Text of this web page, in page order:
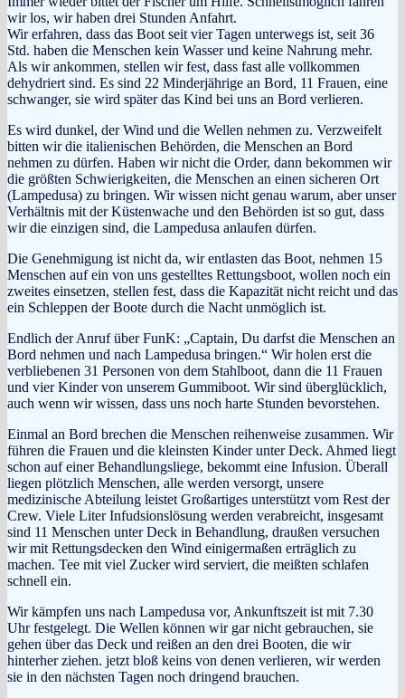
wir los, wir haben drei Stunden Anfahrt.
Wir erfahren, dass das Boot seit vier Tagen unterwegs ist, seit 36
Std. haben die Menschen kein Wasser und keine Nahrung mehr.
Als wir ankommen, stellen wir fest, dass fast alle vollkommen
dehydriert sind. Es sind 22 Minderjährige an Bord, 11 Frauen, eine
schwanger, sie wird später das Kind bei uns an Bord verlieren.
Es wird dunkel, der Wind und die Wellen nehmen zu. Verzweifelt
bitten wir die italienischen Behörden, die Menschen an Bord
nehmen zu dürfen. Haben wir nicht die Order, dann bekommen wir
die größten Schwierigkeiten, die Menschen an einen sicheren Ort
(Lampedusa) zu bringen. Wir wissen nicht genau warum, aber unser
Verhältnis mit der Küstenwache und den Behörden ist so gut, dass
wir die einzigen sind, die Lampedusa anlaufen dürfen.
Die Genehmigung ist nicht da, wir entlasten das Boot, nehmen 15
Menschen auf ein von uns gestelltes Rettungsboot, wollen noch ein
zweites einsetzen, stellen fest, dass die Kapazität nicht reicht und das
ein Schleppen der Boote durch die Nacht unmöglich ist.
Endlich der Anruf über FunK: „Captain, Du darfst die Menschen an
Bord nehmen und nach Lampedusa bringen.“ Wir holen erst die
verbliebenen 31 Personen von dem Stahlboot, dann die 11 Frauen
und vier Kinder von unserem Gummiboot. Wir sind überglücklich,
auch wenn wir wissen, dass uns noch harte Stunden bevorstehen.
Einmal an Bord brechen die Menschen reihenweise zusammen. Wir
führen die Frauen und die kleinsten Kinder unter Deck. Ahmed liegt
schon auf einer Behandlungsliege, bekommt eine Infusion. Überall
liegen plötzlich Menschen, alle werden versorgt, unsere
medizinische Abteilung leistet Großartiges unterstützt vom Rest der
Crew. Viele Liter Infudsionslösung werden verabreicht, insgesamt
sind 11 Menschen unter Deck in Behandlung, draußen versuchen
wir mit Rettungsdecken den Wind einigermaßen erträglich zu
machen. Tee mit viel Zucker wird serviert, die meißten schlafen
schnell ein.
Wir kämpfen uns nach Lampedusa vor, Ankunftszeit ist mit 7.30
Uhr festgelegt. Die Wellen können wir gar nicht gebrauchen, sie
gehen über das Deck und reißen an den drei Booten, die wir
hinterher ziehen. jetzt bloß keins von denen verlieren, wir werden
sie in den nächsten Tagen noch dringend brauchen.